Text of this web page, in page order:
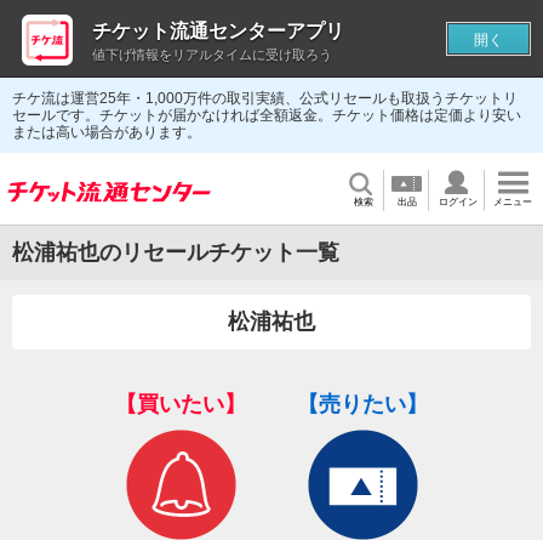
チケ流は運営25年・1,000万件の取引実績、公式リセールも取扱うチケットリ
セールです。チケットが届かなければ全額返金。チケット価格は定価より安い
または高い場合があります。
検索 出品 ログイン メニュー
松浦祐也のリセールチケット一覧
松浦祐也
【買いたい】 【売りたい】
チケット流通センターアプリ
値下げ情報をリアルタイムに受け取ろう
開く